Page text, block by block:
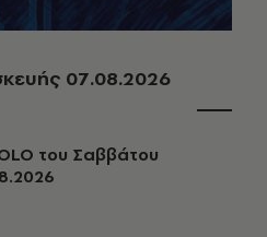
07.08.2026
του Σαββάτου